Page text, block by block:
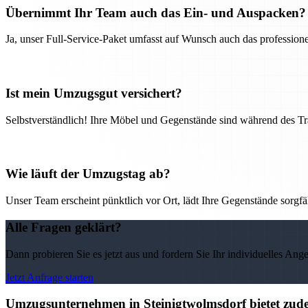
Übernimmt Ihr Team auch das Ein- und Auspacken?
Ja, unser Full-Service-Paket umfasst auf Wunsch auch das
Ist mein Umzugsgut versichert?
Selbstverständlich! Ihre Möbel und Gegenstände sind während des
Wie läuft der Umzugstag ab?
Unser Team erscheint pünktlich vor Ort, lädt Ihre Gegenstände
Alle Fragen geklärt?
Dann probieren Sie es jetzt aus und fordern Sie Ihr individuelles
Jetzt Anfrage starten
Umzugsunternehmen in Steinigtwolmsdorf bietet